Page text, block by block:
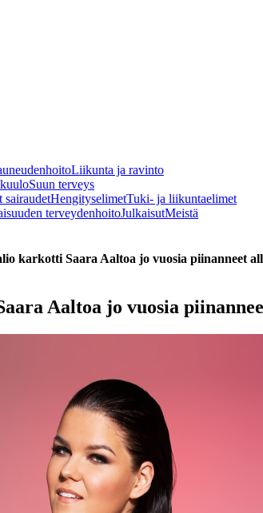
Liikunta ja ravinto
Suun terveys
sairaudetHengityselimetTuki- ja liikuntaelimet
terveydenhoitoJulkaisutMeistä
karkotti Saara Aaltoa jo vuosia piinanneet
Aaltoa jo vuosia